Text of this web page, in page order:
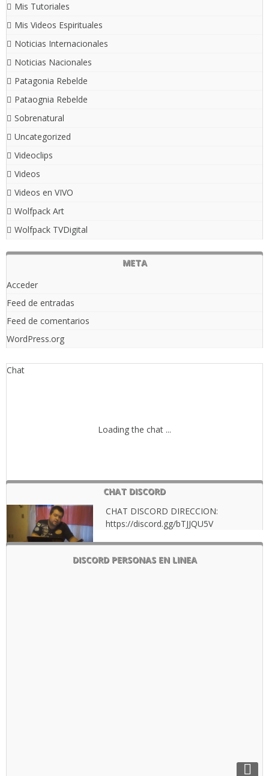
Mis Tutoriales
Mis Videos Espirituales
Noticias Internacionales
Noticias Nacionales
Patagonia Rebelde
Pataognia Rebelde
Sobrenatural
Uncategorized
Videoclips
Videos
Videos en VIVO
Wolfpack Art
Wolfpack TVDigital
META
Acceder
Feed de entradas
Feed de comentarios
WordPress.org
Chat
Loading the chat ...
CHAT DISCORD
CHAT DISCORD DIRECCION:
https://discord.gg/bTJJQU5V
DISCORD PERSONAS EN LINEA